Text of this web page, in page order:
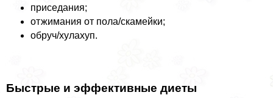
приседания;
отжимания от пола/скамейки;
обруч/хулахуп.
Быстрые и эффективные диеты